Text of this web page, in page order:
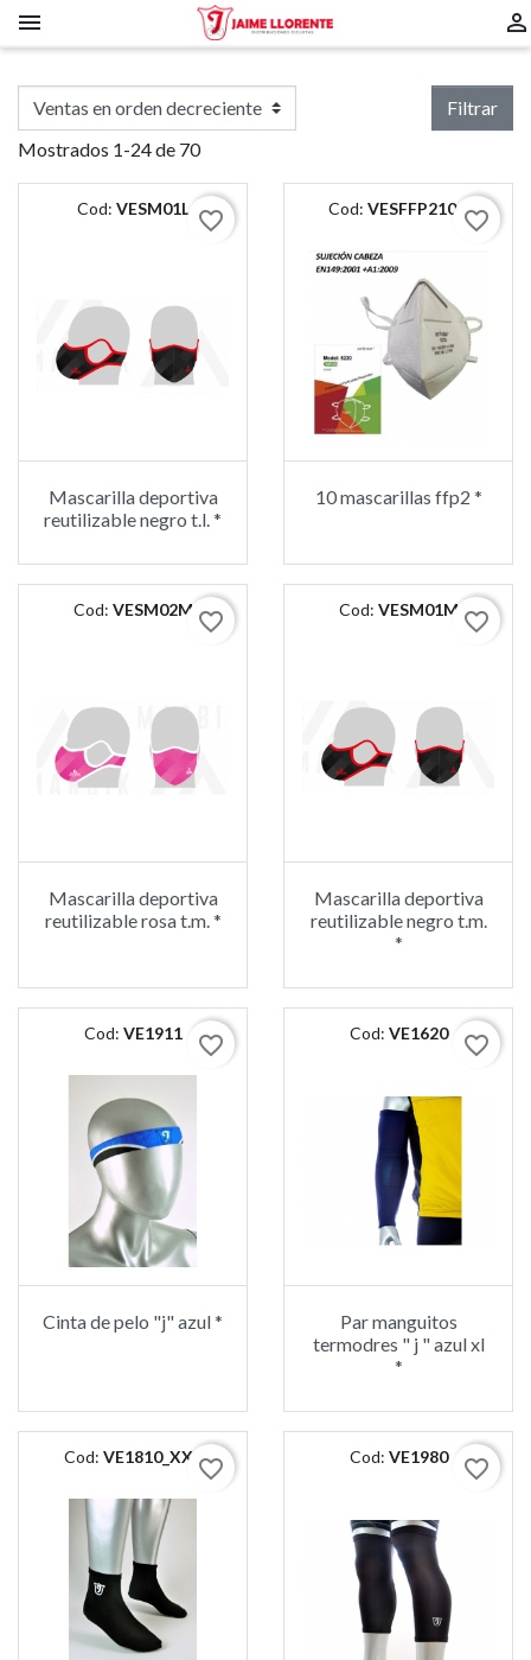
 
Filtrar
Mostrados 1-24 de 70
Cod: VESM01L favorite_border
Mascarilla deportiva
reutilizable negro t.l. *
Cod: VESFFP210Cfavorite_border
10 mascarillas ffp2 *
Cod: VESM02M favorite_border
Mascarilla deportiva
reutilizable rosa t.m. *
Cod: VESM01M favorite_border
Mascarilla deportiva
reutilizable negro t.m.
*
Cod: VE1911 favorite_border
Cinta de pelo "j" azul *
Cod: VE1620 favorite_border
Par manguitos
termodres " j " azul xl
*
Cod: VE1810_XXLfavorite_border Cod: VE1980 favorite_border